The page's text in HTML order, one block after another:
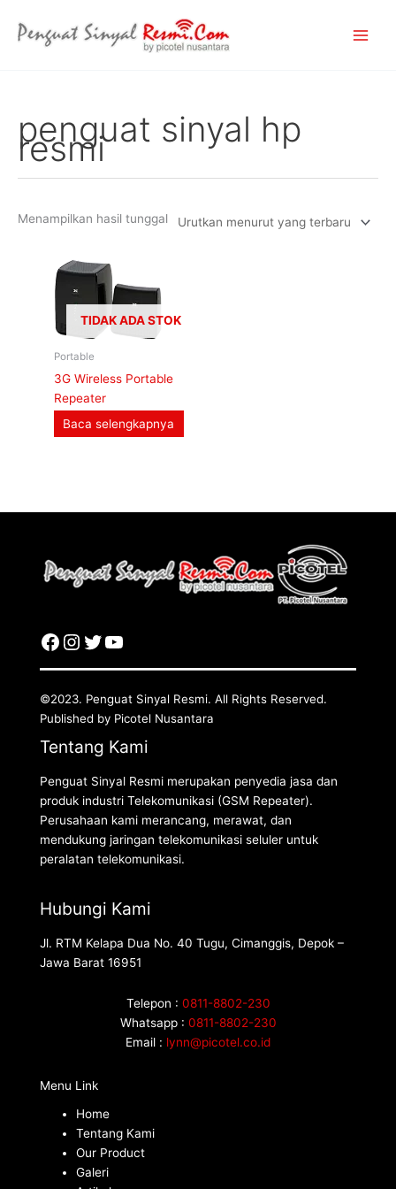
penguat sinyal hp
resmi
Menampilkan hasil tunggal
TIDAK ADA STOK
Portable
3G Wireless Portable
Repeater
Baca selengkapnya
©2023. Penguat Sinyal Resmi. All Rights Reserved.
Published by Picotel Nusantara
Tentang Kami
Penguat Sinyal Resmi merupakan penyedia jasa dan
produk industri Telekomunikasi (GSM Repeater).
Perusahaan kami merancang, merawat, dan
mendukung jaringan telekomunikasi seluler untuk
peralatan telekomunikasi.
Hubungi Kami
Jl. RTM Kelapa Dua No. 40 Tugu, Cimanggis, Depok –
Jawa Barat 16951
Telepon : 0811-8802-230
Whatsapp : 0811-8802-230
Email : lynn@picotel.co.id
Menu Link
Home
Tentang Kami
Our Product
Galeri